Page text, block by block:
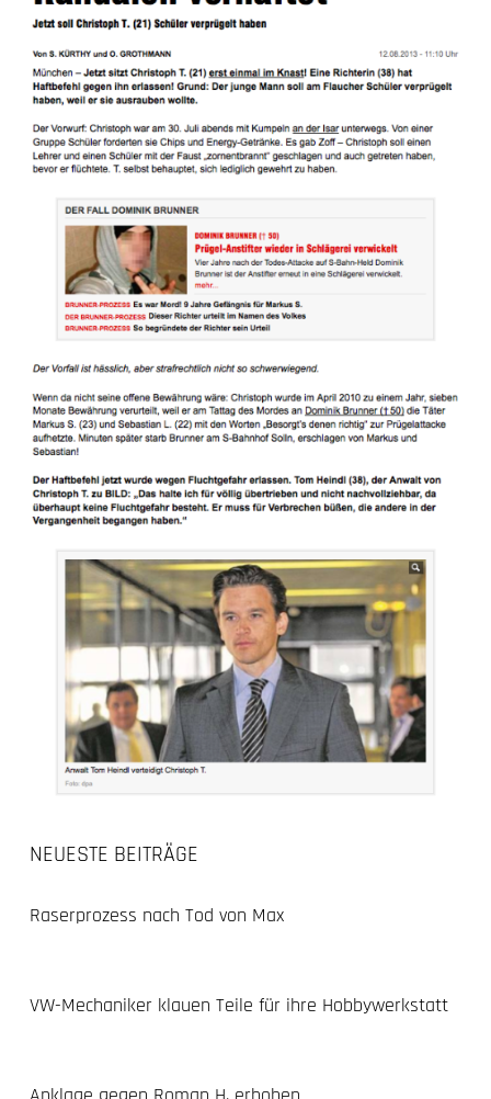
NEUESTE BEITRÄGE
Raserprozess nach Tod von Max
VW-Mechaniker klauen Teile für ihre Hobbywerkstatt